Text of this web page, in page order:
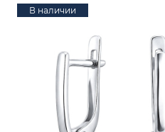
В наличии